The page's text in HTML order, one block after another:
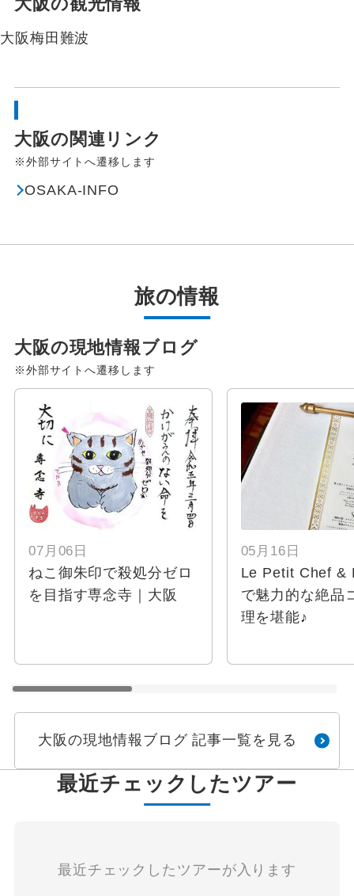
大阪の観光情報
大阪梅田 難波
大阪の関連リンク
※外部サイトへ遷移します
OSAKA-INFO
旅の情報
大阪の現地情報ブログ
※外部サイトへ遷移します
07月06日
ねこ御朱印で殺処分ゼロ
を目指す専念寺｜大阪
05月16日
Le Petit Chef &
で魅力的な絶品
理を堪能♪
大阪の現地情報ブログ 記事一覧を見る
最近チェックしたツアー
最近チェックしたツアーが入ります